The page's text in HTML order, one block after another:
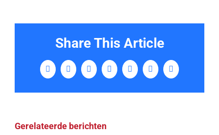
Share This Article
FacebookTwitter LinkedInTumblr PinterestVk
E-
mail
Gerelateerde berichten